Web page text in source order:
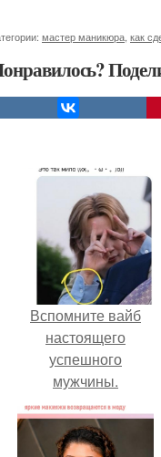
мастер маникюра как
Вспомните вайб
настоящего
успешного
мужчины.